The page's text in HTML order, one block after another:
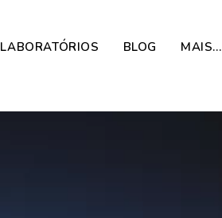
LABORATÓRIOS BLOG MAIS…